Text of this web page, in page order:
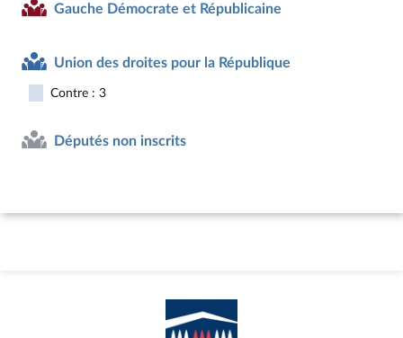
Gauche Démocrate et Républicaine
Union des droites pour la République
Contre : 3
Députés non inscrits